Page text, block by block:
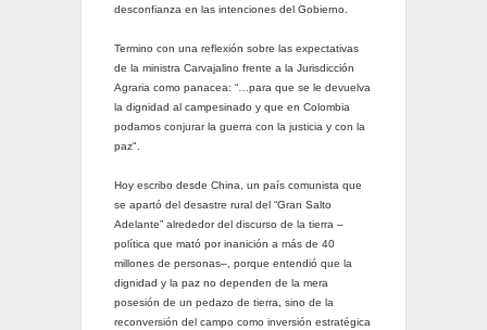
desconfianza en las intenciones del Gobierno.
Termino con una reflexión sobre las expectativas
de la ministra Carvajalino frente a la Jurisdicción
Agraria como panacea: “…para que se le devuelva
la dignidad al campesinado y que en Colombia
podamos conjurar la guerra con la justicia y con la
paz".
Hoy escribo desde China, un país comunista que
se apartó del desastre rural del “Gran Salto
Adelante” alrededor del discurso de la tierra –
política que mató por inanición a más de 40
millones de personas–, porque entendió que la
dignidad y la paz no dependen de la mera
posesión de un pedazo de tierra, sino de la
reconversión del campo como inversión estratégica